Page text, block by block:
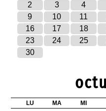
2
3 4
9
10 11
16
17 18
23
24 25
30
LU MA MI